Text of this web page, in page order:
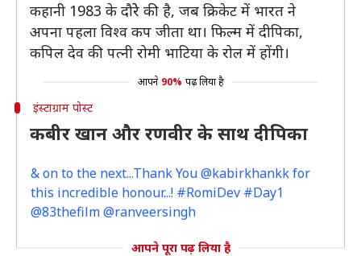
कहानी 1983 के दौरेे की है, जब क्रिकेट में भारत ने
अपना पहला विश्व कप जीता था। फिल्म में दीपिका,
कपिल देव की पत्नी रोमी भाटिया के रोल में होंगी।
आपने 90% पढ़ लिया है
इंस्टाग्राम पोस्ट
कबीर खान और रणवीर के साथ दीपिका
& on to the next...Thank You @kabirkhankk for
this incredible honour...! #RomiDev #Day1
@83thefilm @ranveersingh
आपने पूरा पढ़ लिया है